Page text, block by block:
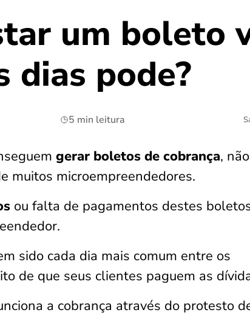
um boleto
dias pode?
5 min leitura
gerar boletos de cobrança,
muitos microempreendedores.
ou falta de pagamentos destes
sido cada dia mais comum entre os
de que seus clientes paguem as
a cobrança através do protesto